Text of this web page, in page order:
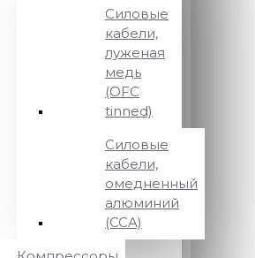
Силовые
кабели,
луженая
медь
(OFC
tinned)
Силовые
кабели,
омедненный
алюминий
(CCA)